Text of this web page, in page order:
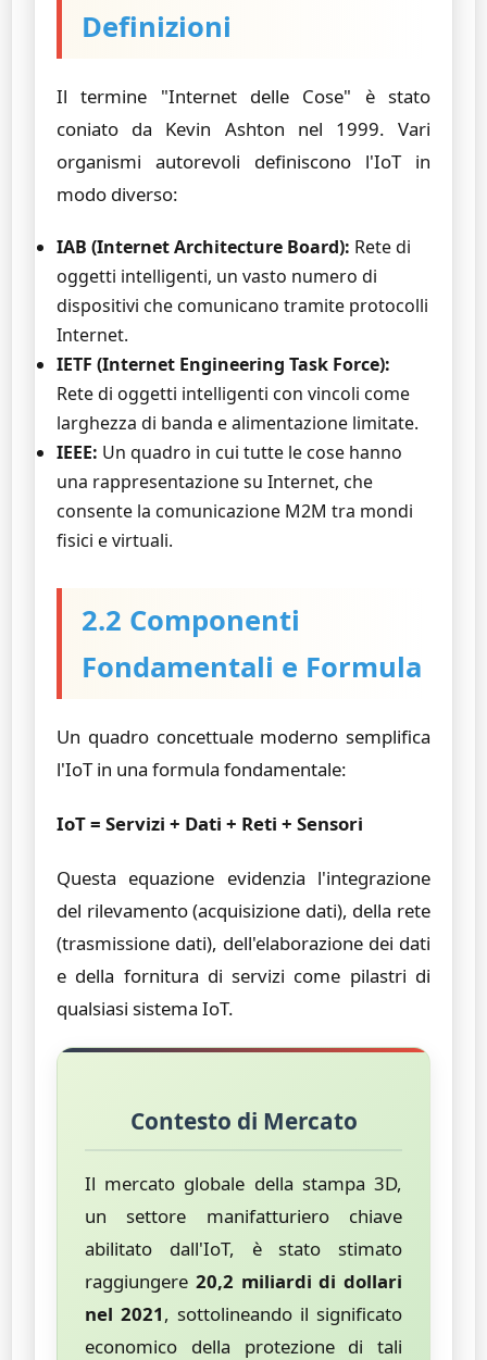
Definizioni
Il termine "Internet delle Cose" è stato
coniato da Kevin Ashton nel 1999. Vari
organismi autorevoli definiscono l'IoT in
modo diverso:
IAB (Internet Architecture Board): Rete di
oggetti intelligenti, un vasto numero di
dispositivi che comunicano tramite protocolli
Internet.
IETF (Internet Engineering Task Force):
Rete di oggetti intelligenti con vincoli come
larghezza di banda e alimentazione limitate.
IEEE: Un quadro in cui tutte le cose hanno
una rappresentazione su Internet, che
consente la comunicazione M2M tra mondi
fisici e virtuali.
2.2 Componenti
Fondamentali e Formula
Un quadro concettuale moderno semplifica
l'IoT in una formula fondamentale:
IoT = Servizi + Dati + Reti + Sensori
Questa equazione evidenzia l'integrazione
del rilevamento (acquisizione dati), della rete
(trasmissione dati), dell'elaborazione dei dati
e della fornitura di servizi come pilastri di
qualsiasi sistema IoT.
Contesto di Mercato
Il mercato globale della stampa 3D,
un settore manifatturiero chiave
abilitato dall'IoT, è stato stimato
raggiungere 20,2 miliardi di dollari
nel 2021, sottolineando il significato
economico della protezione di tali